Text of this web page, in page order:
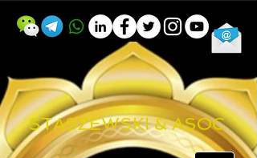
STASZEWSKI & ASOC